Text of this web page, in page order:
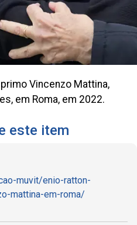
Vincenzo Mattina,
em Roma, em 2022.
este item
muvit/enio-ratton-
mattina-em-roma/